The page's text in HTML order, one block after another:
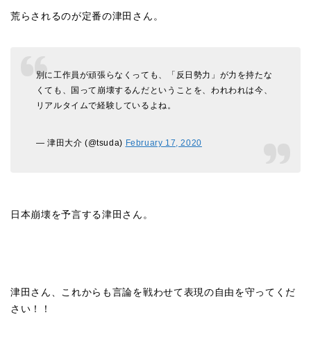
荒らされるのが定番の津田さん。
別に工作員が頑張らなくっても、「反日勢力」が力を持たな
くても、国って崩壊するんだということを、われわれは今、
リアルタイムで経験しているよね。
— 津田大介 (@tsuda) February 17, 2020
日本崩壊を予言する津田さん。
津田さん、これからも言論を戦わせて表現の自由を守ってくだ
さい！！